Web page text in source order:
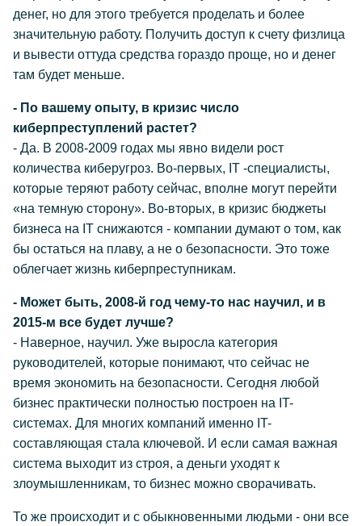
денег, но для этого требуется проделать и более
значительную работу. Получить доступ к счету физлица
и вывести оттуда средства гораздо проще, но и денег
там будет меньше.
- По вашему опыту, в кризис число
киберпреступлений растет?
- Да. В 2008-2009 годах мы явно видели рост
количества киберугроз. Во-первых, IT -специалисты,
которые теряют работу сейчас, вполне могут перейти
«на темную сторону». Во-вторых, в кризис бюджеты
бизнеса на IT снижаются - компании думают о том, как
бы остаться на плаву, а не о безопасности. Это тоже
облегчает жизнь киберпреступникам.
- Может быть, 2008-й год чему-то нас научил, и в
2015-м все будет лучше?
- Наверное, научил. Уже выросла категория
руководителей, которые понимают, что сейчас не
время экономить на безопасности. Сегодня любой
бизнес практически полностью построен на IT-
системах. Для многих компаний именно IT-
составляющая стала ключевой. И если самая важная
система выходит из строя, а деньги уходят к
злоумышленникам, то бизнес можно сворачивать.
То же происходит и с обыкновенными людьми - они все